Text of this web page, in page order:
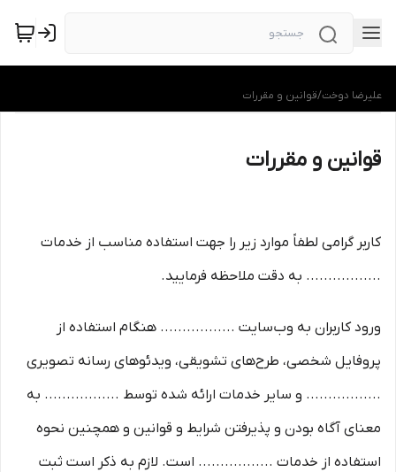
علیرضا دوخت/قوانین و مقررات
قوانین و مقررات
کاربر گرامی لطفاً موارد زیر را جهت استفاده مناسب از خدمات
................. به دقت ملاحظه فرمایید.
ورود کاربران به وب‏‌سایت ................. هنگام استفاده از
پروفایل شخصی، طرح‏‌های تشویقی، ویدئوهای رسانه تصویری
................. و سایر خدمات ارائه شده توسط ................. به
معنای آگاه بودن و پذیرفتن شرایط و قوانین و همچنین نحوه
استفاده از خدمات ................. است. لازم به ذکر است ثبت